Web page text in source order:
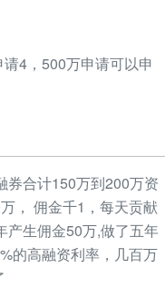
4，500万申请可以申
合计150万到200万资
， 佣金千1，每天贡献
产生佣金50万,做了五年
的高融资利率，几百万